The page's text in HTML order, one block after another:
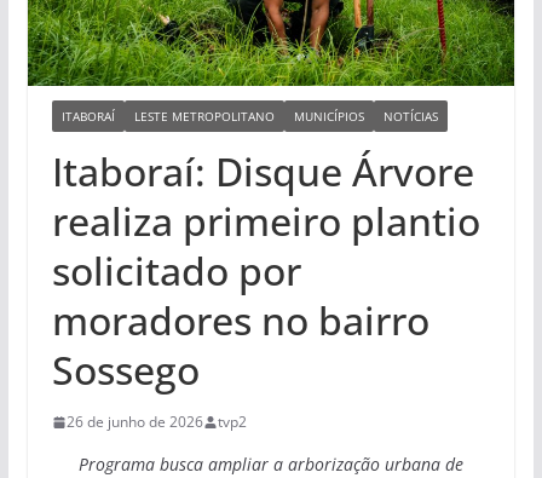
ITABORAÍ LESTE METROPOLITANO MUNICÍPIOS NOTÍCIAS
Itaboraí: Disque Árvore
realiza primeiro plantio
solicitado por
moradores no bairro
Sossego
26 de junho de 2026 tvp2
Programa busca ampliar a arborização urbana de